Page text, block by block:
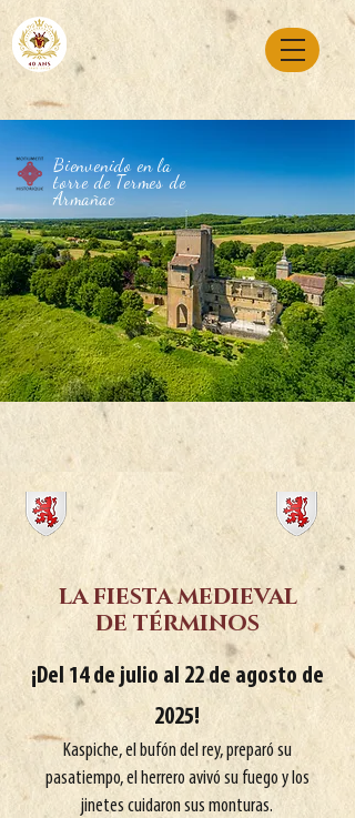
Bienvenido en la
torre de Termes de
Armañac
la fiesta medieval
de términos
¡Del 14 de julio al 22 de agosto de
2025!
Kaspiche, el bufón del rey, preparó su
pasatiempo, el herrero avivó su fuego y los
jinetes cuidaron sus monturas.